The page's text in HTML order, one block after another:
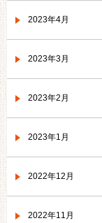
2023年4月
2023年3月
2023年2月
2023年1月
2022年12月
2022年11月